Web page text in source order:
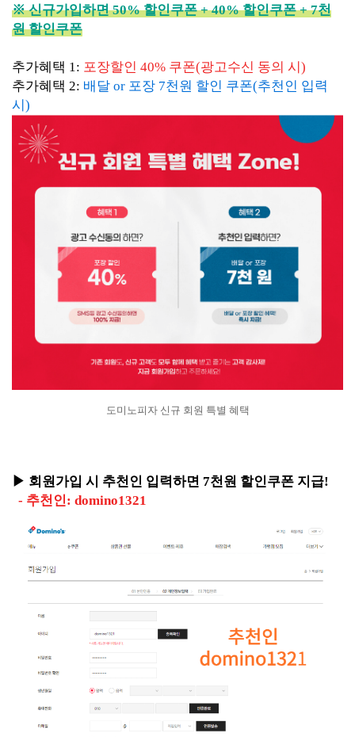
※ 신규가입하면 50% 할인쿠폰 + 40% 할인쿠폰 + 7천
원 할인쿠폰
추가혜택 1: 포장할인 40% 쿠폰(광고수신 동의 시)
추가혜택 2: 배달 or 포장 7천원 할인 쿠폰(추천인 입력
시)
도미노피자 신규 회원 특별 혜택
▶ 회원가입 시 추천인 입력하면 7천원 할인쿠폰 지급!
- 추천인: domino1321